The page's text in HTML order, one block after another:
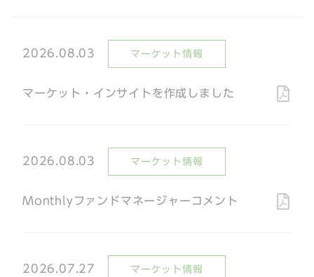
2026.08.03 マーケット情報
マーケット・インサイトを作成しました
2026.08.03 マーケット情報
Monthlyファンドマネージャーコメント
2026.07.27 マーケット情報